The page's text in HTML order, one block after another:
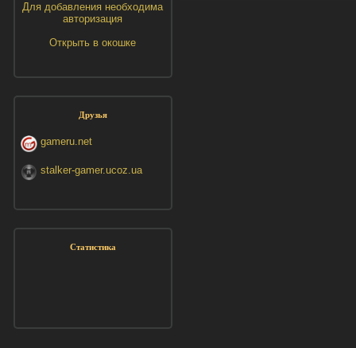
Для добавления необходима
авторизация
Открыть в окошке
Друзья
gameru.net
stalker-gamer.ucoz.ua
Статистика